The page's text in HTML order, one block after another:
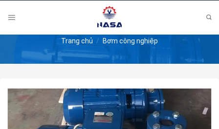
Trang chủ / Bơm công nghiệp